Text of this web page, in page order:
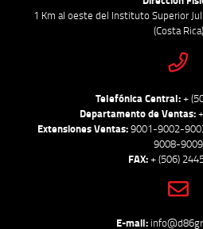
1 Km al oeste del Instituto Superior
(Costa Rica)
Telefónica Central:+
Departamento de Ventas:
Extensiones Ventas:9001-9002-
9008-9009
FAX:+ (506)
E-mail: